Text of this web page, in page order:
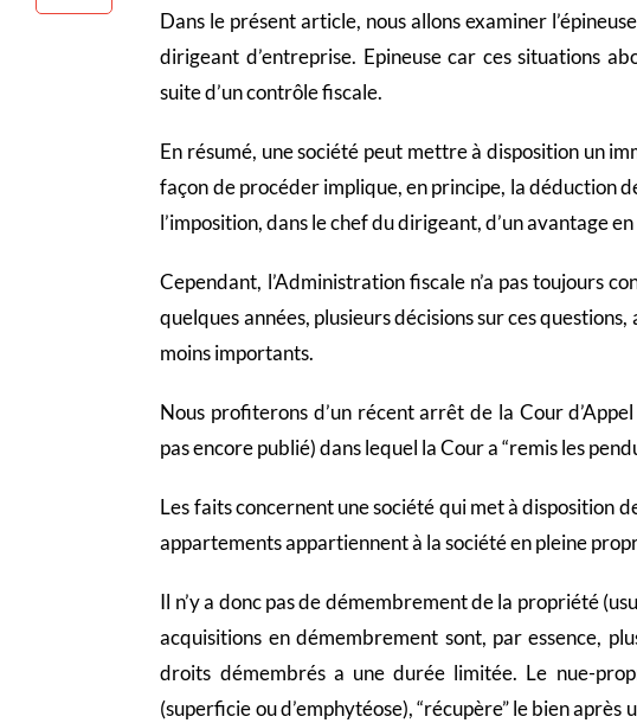
Dans le présent article, nous allons examiner
dirigeant d’entreprise. Epineuse car ces situations
suite d’un contrôle fiscale.
En résumé, une société peut mettre à disposition un
façon de procéder implique, en principe, la déduction
l’imposition, dans le chef du dirigeant, d’un avantage
Cependant, l’Administration fiscale n’a pas toujours
quelques années, plusieurs décisions sur ces
moins importants.
Nous profiterons d’un récent arrêt de la Cour
pas encore publié) dans lequel la Cour a “remis les
Les faits concernent une société qui met à disposition
appartements appartiennent à la société en pleine
Il n’y a donc pas de démembrement de la propriété
acquisitions en démembrement sont, par essence,
droits démembrés a une durée limitée. Le nue-
(superficie ou d’emphytéose), “récupère” le bien